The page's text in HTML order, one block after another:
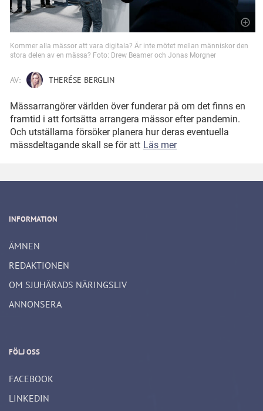
Kommer alla mässor att vara digitala? Är inte mötet mellan människor den
stora delen av en mässa? Foto: Drew Beamer och Jonas Morgner
AV: THERÉSE BERGLIN
Mässarrangörer världen över funderar på om det finns en
framtid i att fortsätta arrangera mässor efter pandemin.
Och utställarna försöker planera hur deras eventuella
mässdeltagande skall se för att Läs mer
INFORMATION
ÄMNEN
REDAKTIONEN
OM SJUHÄRADS NÄRINGSLIV
ANNONSERA
FÖLJ OSS
FACEBOOK
LINKEDIN